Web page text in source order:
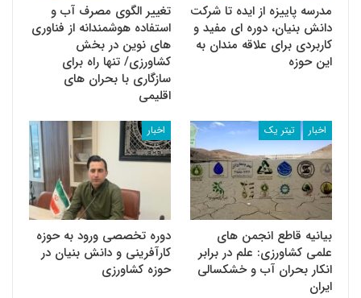
مدرسه پاییزه از ایده تا شرکت
دانش بنیان، دوره ای مفید و
کاربردی برای علاقه مندان به
این حوزه
تغییر الگوی مصرف آب و
استفاده هوشمندانه از فناوری
های نوین در بخش
کشاورزی/ تنها راه برای
سازگاری با بحران های
اقلیمی
اخبار تیتر یک
بیانیه قاطع انجمن های
علمی کشاورزی: علم در برابر
انکار بحران آب و خشکسالی
ایران
اخبار
دوره تخصصی ورود به حوزه
کارآفرینی و دانش بنیان در
حوزه کشاورزی